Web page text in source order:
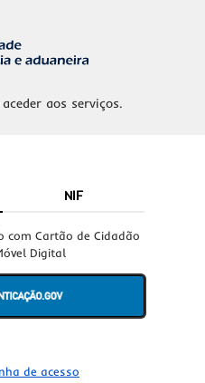
aos serviços.
NIF
com Cartão de Cidadão
Digital
de acesso